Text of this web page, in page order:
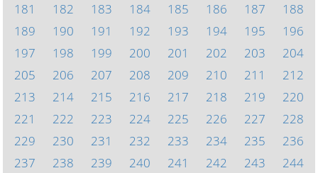
181
182 183 184 185 186 187
188
189
190 191 192 193 194 195
196
197
198 199 200 201 202 203
204
205
206 207 208 209 210 211
212
213
214 215 216 217 218 219
220
221
222 223 224 225 226 227
228
229
230 231 232 233 234 235
236
237
238 239 240 241 242 243
244